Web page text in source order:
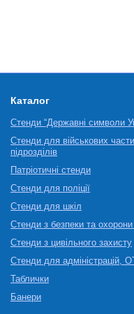
Каталог
Стенди “Державні символи
Стенди для військових
підрозділів
Патріотичні стенди
Стенди для поліції
Стенди для шкіл
Стенди з безпеки та охорони
Стенди з цивільного захисту
Стенди для адміністрацій,
Таблички
Банери